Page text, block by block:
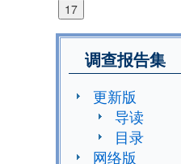
17
调查报告集
更新版
导读
目录
网络版